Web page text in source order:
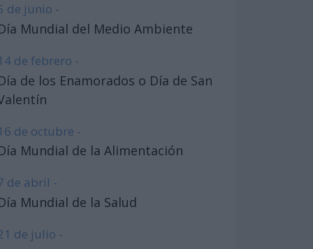
de junio -
Mundial del Medio Ambiente
de febrero -
de los Enamorados o Día de San
de octubre -
Mundial de la Alimentación
de abril -
Mundial de la Salud
de julio -